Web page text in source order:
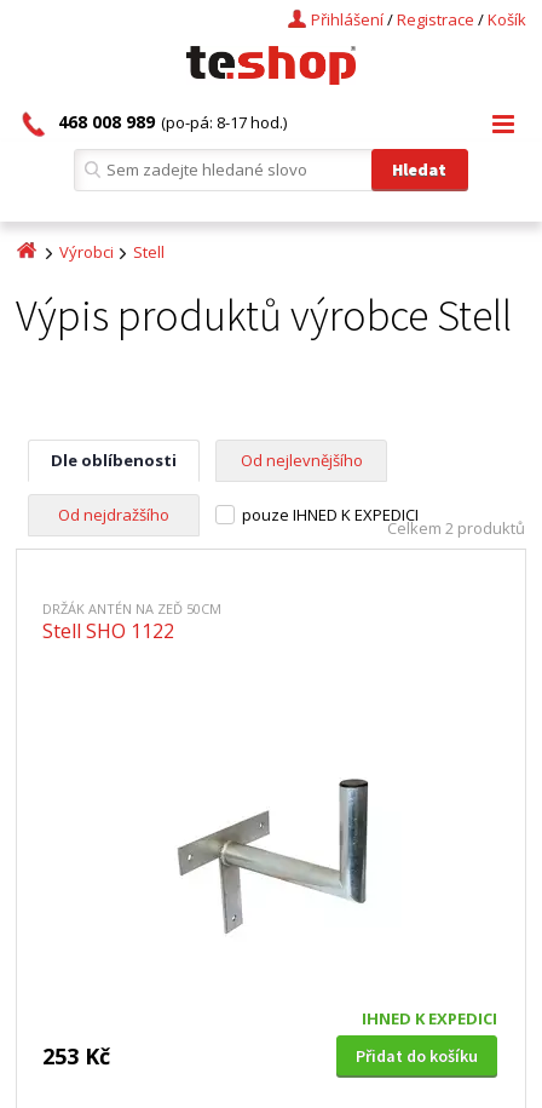
Košík
/
Registrace
/
Přihlášení
468 008 989 (po-pá: 8-17 hod.)
Výrobci Stell
Výpis produktů výrobce Stell
Dle oblíbenosti Od nejlevnějšího
Od nejdražšího pouze IHNED K EXPEDICI
Celkem 2 produktů
DRŽÁK ANTÉN NA ZEĎ 50CM
Stell SHO 1122
IHNED K EXPEDICI
253 Kč Přidat do košíku